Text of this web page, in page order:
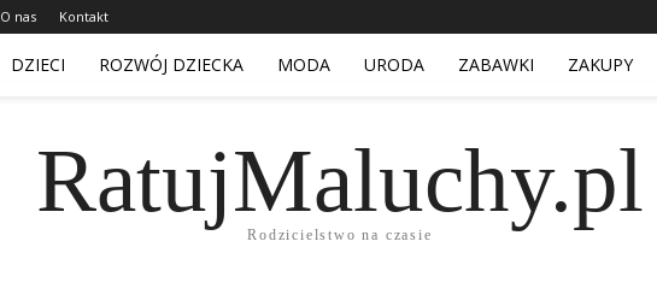
O nas Kontakt
DZIECI ROZWÓJ DZIECKA MODA URODA ZABAWKI ZAKUPY
RatujMaluchy.pl
Rodzicielstwo na czasie